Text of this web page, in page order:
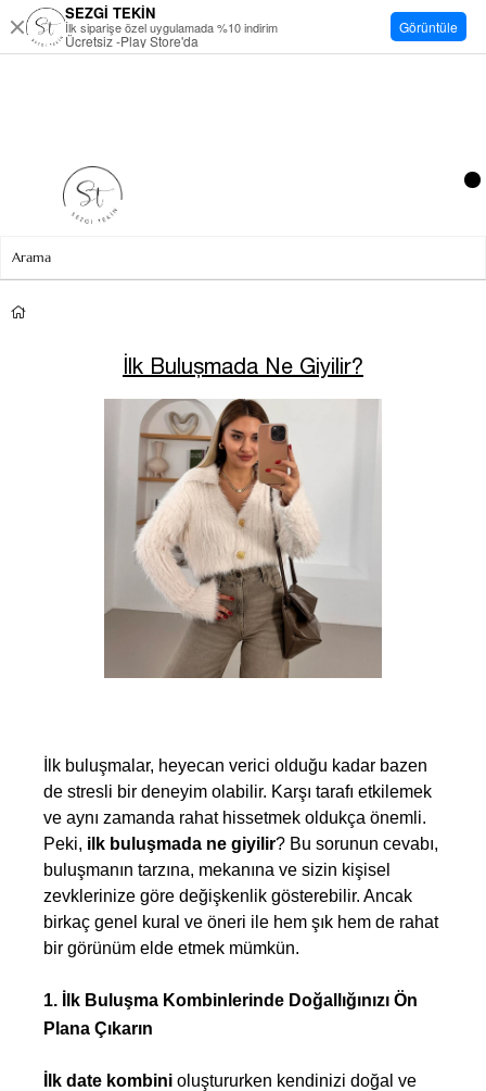
İlk Buluşmada Ne Giyilir?
İlk buluşmalar, heyecan verici olduğu kadar bazen
de stresli bir deneyim olabilir. Karşı tarafı etkilemek
ve aynı zamanda rahat hissetmek oldukça önemli.
Peki, ilk buluşmada ne giyilir? Bu sorunun cevabı,
buluşmanın tarzına, mekanına ve sizin kişisel
zevklerinize göre değişkenlik gösterebilir. Ancak
birkaç genel kural ve öneri ile hem şık hem de rahat
bir görünüm elde etmek mümkün.
1. İlk Buluşma Kombinlerinde Doğallığınızı Ön
Plana Çıkarın
İlk date kombini oluştururken kendinizi doğal ve
SEZGİ TEKİN
İlk siparişe özel uygulamada %10 indirim
Ücretsiz -Play Store'da
Görüntüle